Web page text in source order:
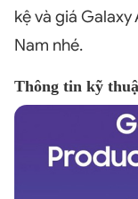
kệ và giá
Nam nhé.
Thông tin kỹ